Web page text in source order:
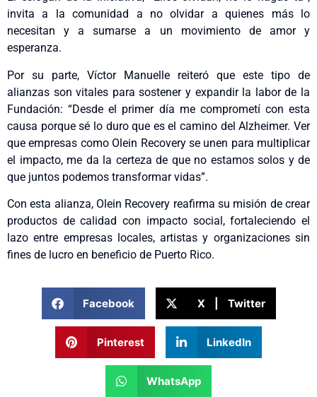
invita a la comunidad a no olvidar a quienes más lo
necesitan y a sumarse a un movimiento de amor y
esperanza.
Por su parte, Víctor Manuelle reiteró que este tipo de
alianzas son vitales para sostener y expandir la labor de la
Fundación: “Desde el primer día me comprometí con esta
causa porque sé lo duro que es el camino del Alzheimer. Ver
que empresas como Olein Recovery se unen para multiplicar
el impacto, me da la certeza de que no estamos solos y de
que juntos podemos transformar vidas”.
Con esta alianza, Olein Recovery reafirma su misión de crear
productos de calidad con impacto social, fortaleciendo el
lazo entre empresas locales, artistas y organizaciones sin
fines de lucro en beneficio de Puerto Rico.
Facebook X | Twitter
Pinterest LinkedIn
WhatsApp